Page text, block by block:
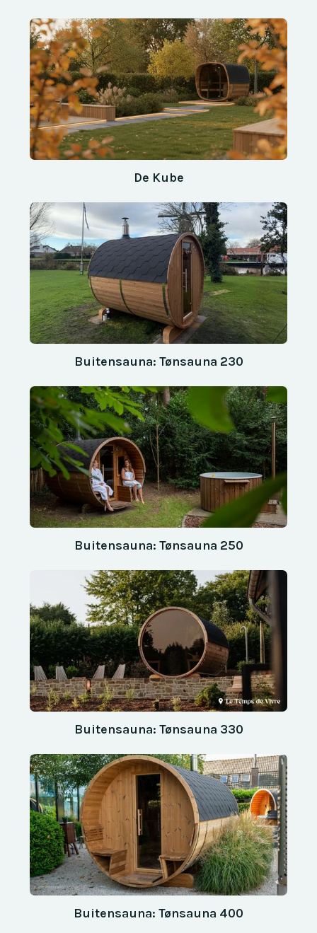
De Kube
Buitensauna: Tønsauna 230
Buitensauna: Tønsauna 250
Buitensauna: Tønsauna 330
Buitensauna: Tønsauna 400